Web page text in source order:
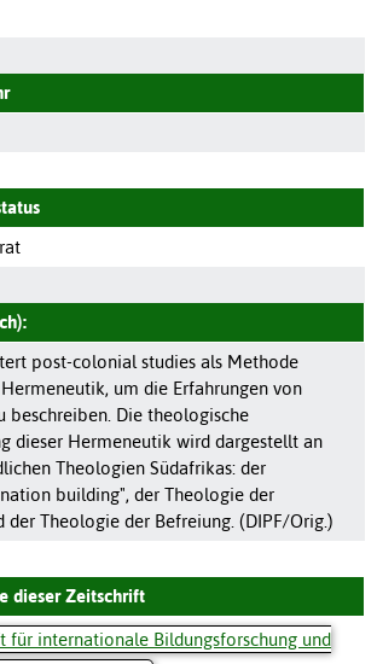
post-colonial studies als Methode
um die Erfahrungen von
beschreiben. Die theologische
dieser Hermeneutik wird dargestellt an
Theologien Südafrikas: der
building", der Theologie der
der Theologie der Befreiung. (DIPF/Orig.)
dieser Zeitschrift
für internationale Bildungsforschung und